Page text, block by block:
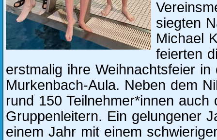
siegten
Michael
feierten
erstmalig ihre Weihnachtsfeier
Murkenbach-Aula. Neben dem
rund 150 Teilnehmer*innen auch
Gruppenleitern. Ein gelungener
einem Jahr mit einem